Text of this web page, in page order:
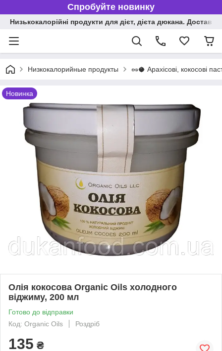
Спробуйте новинку
Низькокалорійні продукти для дієт, дієта дюкана. Доставка
Низкокалорийные продукты 🥜🥥 Арахісові, кокосові
Новинка
Олія кокосова Organic Oils холодного
віджиму, 200 мл
Готово до відправки
Код: Organic Oils
Роздріб
135 ₴